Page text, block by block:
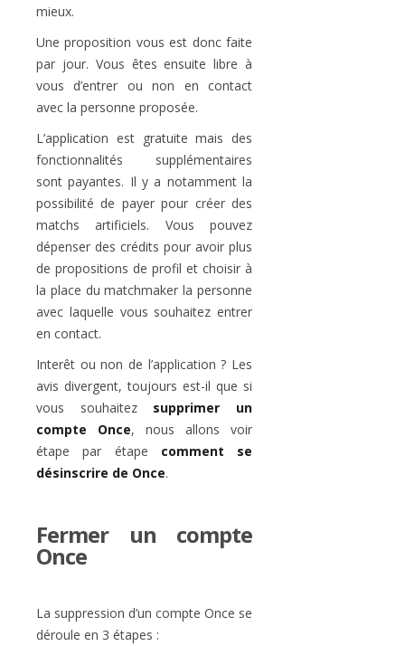
mieux.
Une proposition vous est donc faite
par jour. Vous êtes ensuite libre à
vous d’entrer ou non en contact
avec la personne proposée.
L’application est gratuite mais des
fonctionnalités supplémentaires
sont payantes. Il y a notamment la
possibilité de payer pour créer des
matchs artificiels. Vous pouvez
dépenser des crédits pour avoir plus
de propositions de profil et choisir à
la place du matchmaker la personne
avec laquelle vous souhaitez entrer
en contact.
Interêt ou non de l’application ? Les
avis divergent, toujours est-il que si
vous souhaitez supprimer un
compte Once, nous allons voir
étape par étape comment se
désinscrire de Once.
Fermer un compte
Once
La suppression d’un compte Once se
déroule en 3 étapes :